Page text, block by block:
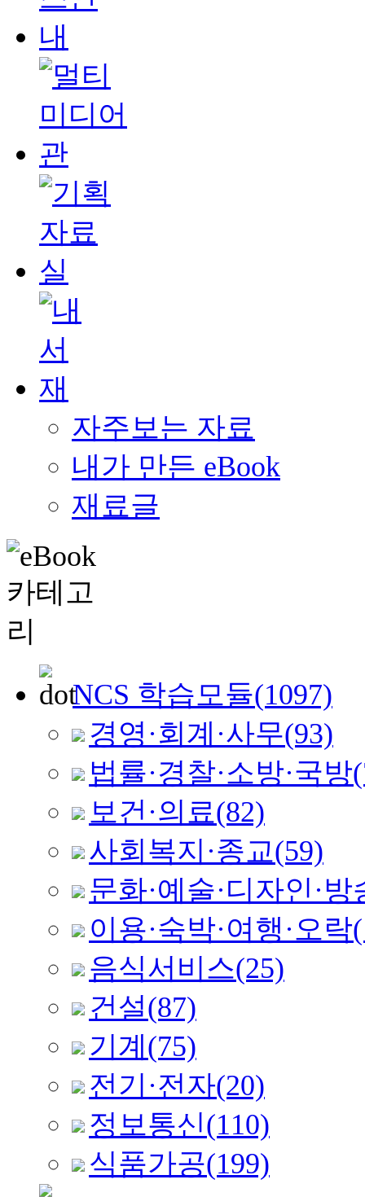
자주보는 자료
내가 만든 eBook
재료글
NCS 학습모듈(1097)
경영·회계·사무(93)
법률·경찰·소방·국방
보건·의료(82)
사회복지·종교(59)
문화·예술·디자인·방
이용·숙박·여행·오락
음식서비스(25)
건설(87)
기계 (75)
전기·전자(20)
정보통신(110)
식품가공(199)